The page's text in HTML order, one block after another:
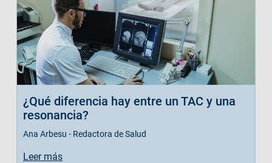
¿Qué diferencia hay entre un TAC y una
resonancia?
Ana Arbesu - Redactora de Salud
Leer más